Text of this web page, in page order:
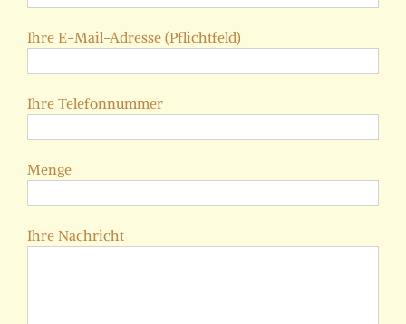
Ihre E-Mail-Adresse (Pflichtfeld)
Ihre Telefonnummer
Menge
Ihre Nachricht